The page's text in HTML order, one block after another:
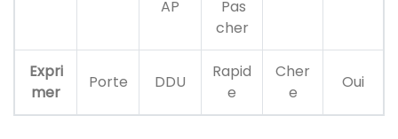
AP
Pas
cher
Expri
mer
Porte DDU
Rapid
e
Cher
e
Oui